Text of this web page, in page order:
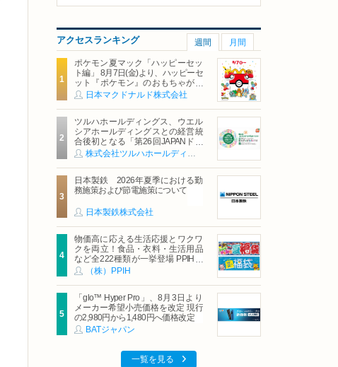
アクセスランキング 週間 月間
ポケモン夏マック「ハッピーセッ
ト編」 8月7日(金)より、ハッピーセ
ット『ポケモン』のおもちゃが期
間限定登場
日本マクドナルド株式会社
ツルハホールディングス、ウエル
シアホールディングスとの経営統
合後初となる「第26回JAPANドラ
ッグストアショー」に出展
株式会社ツルハホールディングス
日本製鉄 2026年夏季における勤
務施策および節電施策について
日本製鉄株式会社
物価高に応える生活応援とワクワ
クを両立！食品・衣料・生活用品
など全222種類が一挙登場 PPIHグ
ループ「夏福袋」＆セール 8月6日
（株）PPIH
「glo™ Hyper Pro」、8月3日より
メーカー希望小売価格を改定 現行
の2,980円から1,480円へ価格改定
BATジャパン
一覧を見る